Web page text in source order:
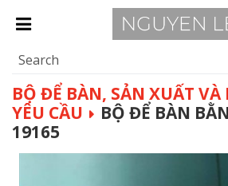
BỘ ĐỂ BÀN, SẢN XUẤT VÀ
YÊU CẦU
BỘ ĐỂ BÀN
19165